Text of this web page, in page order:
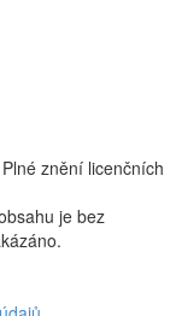
znění licenčních
je bez